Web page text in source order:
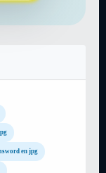
en jpg